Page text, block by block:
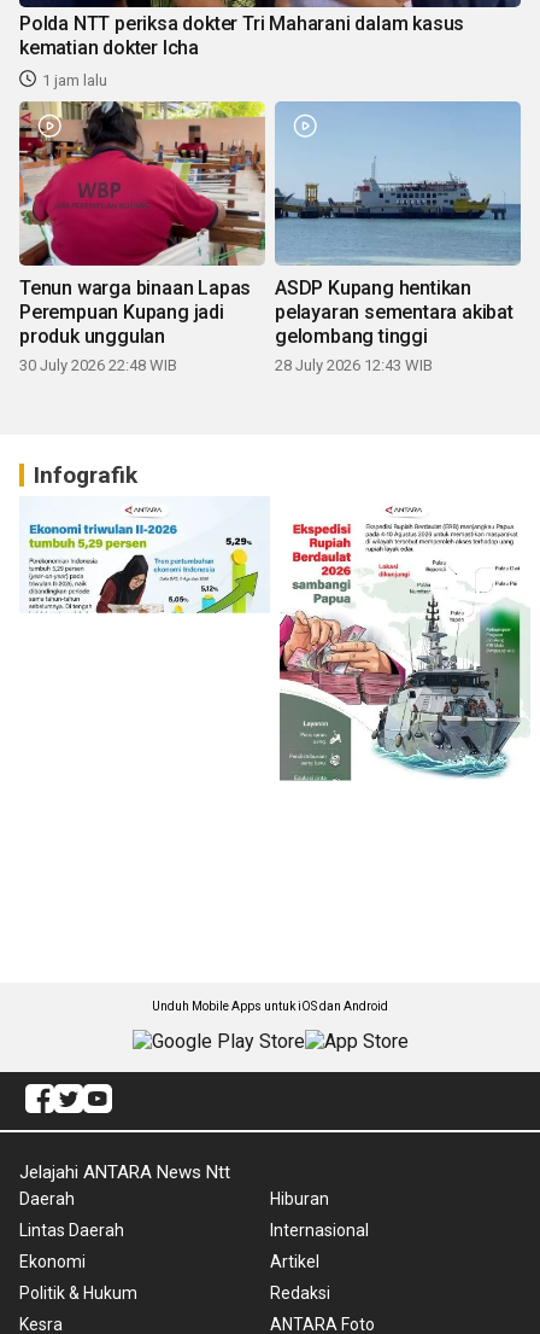
Polda NTT periksa dokter Tri Maharani dalam kasus
kematian dokter Icha
1 jam lalu
Tenun warga binaan Lapas
Perempuan Kupang jadi
produk unggulan
30 July 2026 22:48 WIB
ASDP Kupang hentikan
pelayaran sementara akibat
gelombang tinggi
28 July 2026 12:43 WIB
Infografik
Unduh Mobile Apps untuk iOS dan Android
Jelajahi ANTARA News Ntt
Daerah
Lintas Daerah
Ekonomi
Politik & Hukum
Kesra
Hiburan
Internasional
Artikel
Redaksi
ANTARA Foto